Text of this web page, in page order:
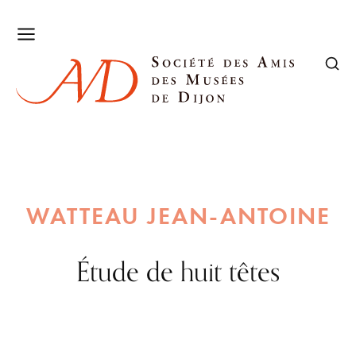
WATTEAU JEAN-ANTOINE
Étude de huit têtes